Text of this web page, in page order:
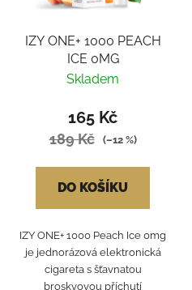
IZY ONE+ 1000 PEACH
ICE 0MG
Skladem
165 Kč
189 Kč (–12 %)
DO KOŠÍKU
IZY ONE+ 1000 Peach Ice 0mg
je jednorázová elektronická
cigareta s šťavnatou
broskvovou příchutí